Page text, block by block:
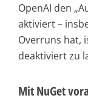
OpenAI den
aktiviert –
Overruns hat,
deaktiviert zu
Mit NuGet